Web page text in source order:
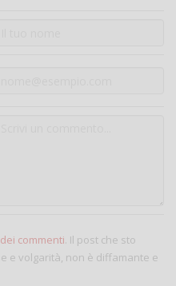
commenti. Il post che sto
e volgarità, non è diffamante e